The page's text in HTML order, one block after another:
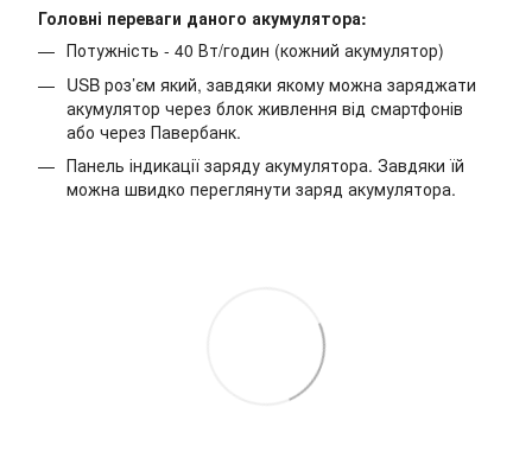
Головні переваги даного акумулятора:
Потужність - 40 Вт/годин (кожний акумулятор)
USB роз’єм який, завдяки якому можна заряджати
акумулятор через блок живлення від смартфонів
або через Павербанк.
Панель індикації заряду акумулятора. Завдяки їй
можна швидко переглянути заряд акумулятора.